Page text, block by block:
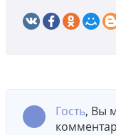
Гость, Вы